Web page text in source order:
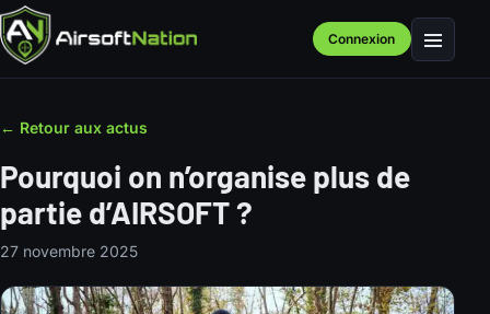
Connexion Menu
← Retour aux actus
Pourquoi on n’organise plus de
partie d’AIRSOFT ?
27 novembre 2025